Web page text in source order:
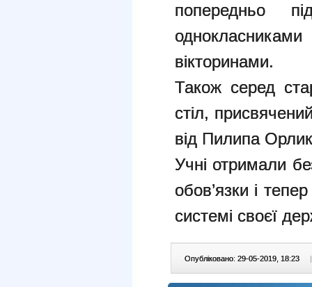
попередньо
вікторинами.
Також серед
стіл, присвячений
від Пилипа
Учні отримали
обов’язки і
системі своєї
Опубліковано: 29-05-2019, 18:23 |